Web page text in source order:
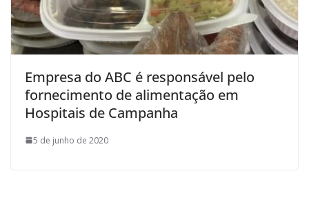
Empresa do ABC é responsável pelo
fornecimento de alimentação em
Hospitais de Campanha
5 de junho de 2020